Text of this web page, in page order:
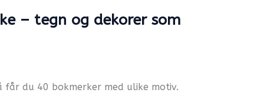
– tegn og dekorer som
får du 40 bokmerker med ulike motiv.